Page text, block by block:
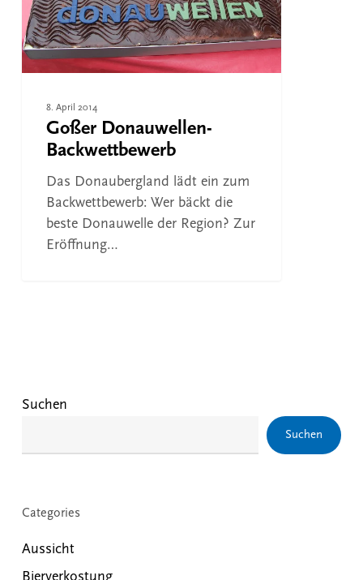
8. April 2014
Goßer Donauwellen-
Backwettbewerb
Das Donaubergland lädt ein zum
Backwettbewerb: Wer bäckt die
beste Donauwelle der Region? Zur
Eröffnung…
Suchen
Suchen
Categories
Aussicht